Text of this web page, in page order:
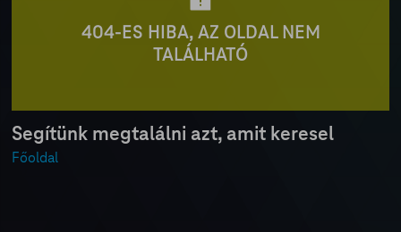
404-ES HIBA, AZ OLDAL NEM
TALÁLHATÓ
Segítünk megtalálni azt, amit keresel
Főoldal